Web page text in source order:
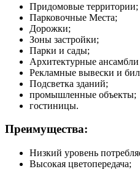
Придомовые территории;
Парковочные Места;
Дорожки;
Зоны застройки;
Парки и сады;
Архитектурные
Рекламные вывески и
Подсветка зданий;
промышленные объекты;
гостиницы.
Преимущества:
Низкий уровень
Высокая цветопередача;